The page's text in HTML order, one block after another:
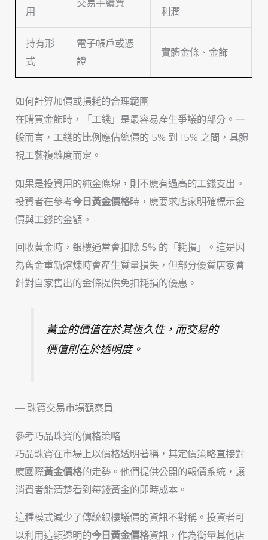
用 利潤
持有形
式
電子帳戶或憑
證
實體金條、金飾
如何計算加價或損耗的合理範圍
在購買金飾時，「工錢」是最容易產生爭議的部分。一
般而言，工錢的比例應佔總價的 5% 到 15% 之間，具體
視工藝複雜度而定。
如果是投資用的純金條塊，則不應有過高的工錢支出。
投資者在參考今日黃金價格時，應要求店家明確標示金
價與工錢的金額。
回收黃金時，銀樓通常會扣除 5% 的「耗損」。這是因
為舊金重新熔煉時會產生質量損失，但部分優質店家會
針對自家售出的金條提供免扣耗損的優惠。
黃金的價值在於其恆久性，而交易的
價值則在於透明度。
— 珠寶交易市場觀察員
參考巧品珠寶的價格策略
巧品珠寶在市場上以價格透明著稱，其定價策略直接對
應國際黃金價格的走勢。他們提供公開的報價系統，讓
消費者能清楚看到每錢黃金的即時成本。
這種模式減少了傳統銀樓議價的資訊不對稱。投資者可
以利用這類透明的今日黃金價格資訊，作為衡量其他店